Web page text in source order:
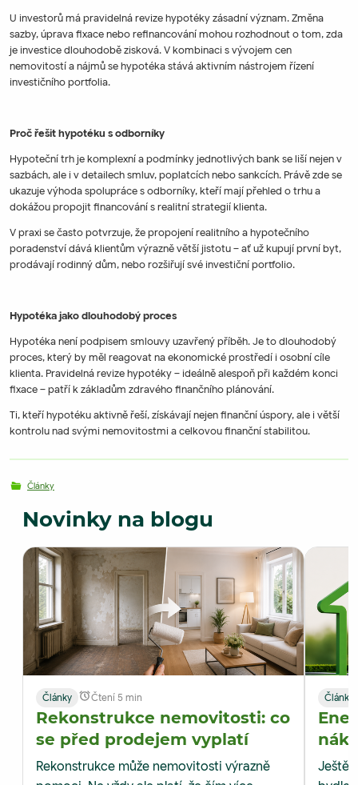
U investorů má pravidelná revize hypotéky zásadní význam. Změna
sazby, úprava fixace nebo refinancování mohou rozhodnout o tom, zda
je investice dlouhodobě zisková. V kombinaci s vývojem cen
nemovitostí a nájmů se hypotéka stává aktivním nástrojem řízení
investičního portfolia.
Proč řešit hypotéku s odborníky
Hypoteční trh je komplexní a podmínky jednotlivých bank se liší nejen v
sazbách, ale i v detailech smluv, poplatcích nebo sankcích. Právě zde se
ukazuje výhoda spolupráce s odborníky, kteří mají přehled o trhu a
dokážou propojit financování s realitní strategií klienta.
V praxi se často potvrzuje, že propojení realitního a hypotečního
poradenství dává klientům výrazně větší jistotu – ať už kupují první byt,
prodávají rodinný dům, nebo rozšiřují své investiční portfolio.
Hypotéka jako dlouhodobý proces
Hypotéka není podpisem smlouvy uzavřený příběh. Je to dlouhodobý
proces, který by měl reagovat na ekonomické prostředí i osobní cíle
klienta. Pravidelná revize hypotéky – ideálně alespoň při každém konci
fixace – patří k základům zdravého finančního plánování.
Ti, kteří hypotéku aktivně řeší, získávají nejen finanční úspory, ale i větší
kontrolu nad svými nemovitostmi a celkovou finanční stabilitou.
Články
Novinky na blogu
Články Čtení 5 min
Rekonstrukce nemovitosti: co
se před prodejem vyplatí
Rekonstrukce může nemovitosti výrazně
Články
Ještě